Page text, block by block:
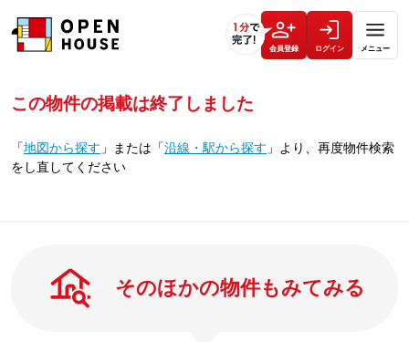
会員登録 ログイン メニュー
この物件の掲載は終了しました
「地図から探す 」 または 「沿線・駅から探す 」 より、再度物件検索
をし直してください
そのほかの物件もみてみる